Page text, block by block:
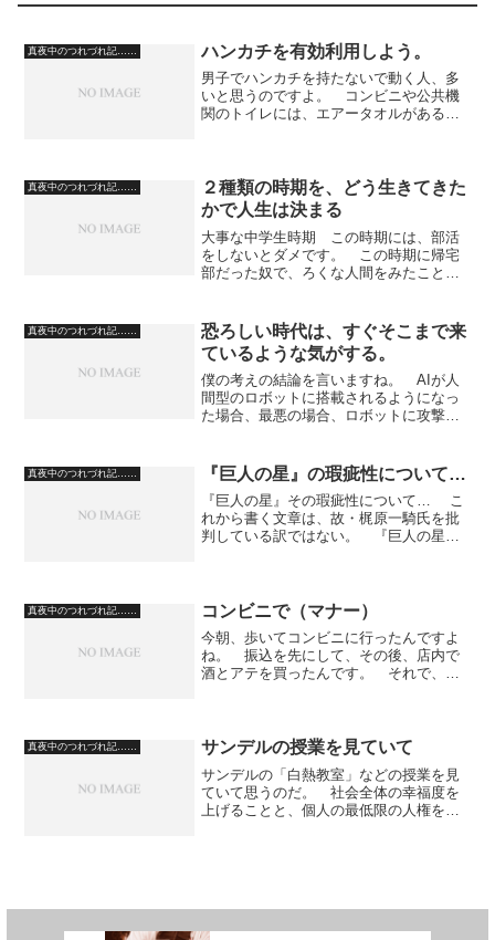
真夜中のつれづれ記…… ハンカチを有効利用しよう。
男子でハンカチを持たないで動く人、多
いと思うのですよ。 コンビニや公共機
関のトイレには、エアータオルがあると
ているときに出てきたらど...
真夜中のつれづれ記……
２種類の時期を、どう生きてきた
かで人生は決まる
大事な中学生時期 この時期には、部活
をしないとダメです。 この時期に帰宅
部だった奴で、ろくな人間をみたことが
奏楽をやるべきです。 このことによっ
て、根性の芯がきたえられ...
真夜中のつれづれ記……
恐ろしい時代は、すぐそこまで来
ているような気がする。
僕の考えの結論を言いますね。 AIが人
間型のロボットに搭載されるようになっ
た場合、最悪の場合、ロボットに攻撃さ
とか質問）を受けないと、まったく反応
しませんよね。 試し...
真夜中のつれづれ記…… 『巨人の星』の瑕疵性について…
『巨人の星』その瑕疵性について… こ
れから書く文章は、故・梶原一騎氏を批
判している訳ではない。 『巨人の星』
何なのか。 左門豊作...
真夜中のつれづれ記…… コンビニで（マナー）
今朝、歩いてコンビニに行ったんですよ
ね。 振込を先にして、その後、店内で
酒とアテを買ったんです。 それで、
お金が浮いてるじゃな...
真夜中のつれづれ記…… サンデルの授業を見ていて
サンデルの「白熱教室」などの授業を見
ていて思うのだ。 社会全体の幸福度を
上げることと、個人の最低限の人権を護